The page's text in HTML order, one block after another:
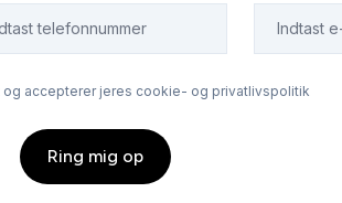
og accepterer jeres cookie- og privatlivspolitik
Ring mig op